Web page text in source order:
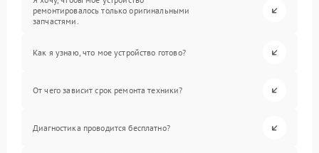
ремонтировалось только оригинальными
запчастями.
Как я узнаю, что мое устройство готово?
От чего зависит срок ремонта техники?
Диагностика проводится бесплатно?